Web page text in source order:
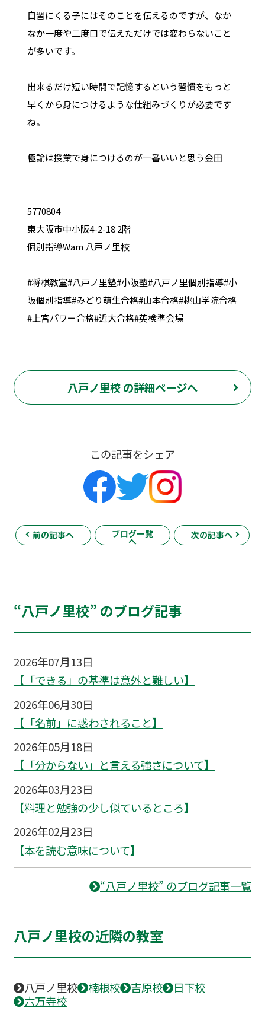
自習にくる子にはそのことを伝えるのですが、なか
なか一度や二度口で伝えただけでは変わらないこと
が多いです。
出来るだけ短い時間で記憶するという習慣をもっと
早くから身につけるような仕組みづくりが必要です
ね。
極論は授業で身につけるのが一番いいと思う金田
5770804
東大阪市中小阪4-2-18 2階
個別指導Wam 八戸ノ里校
#将棋教室#八戸ノ里塾#小阪塾#八戸ノ里個別指導#小
阪個別指導#みどり萌生合格#山本合格#桃山学院合格
#上宮パワー合格#近大合格#英検準会場
八戸ノ里校 の詳細ページへ
この記事をシェア
前の記事へ ブログ一覧
へ
次の記事へ
“八戸ノ里校” のブログ記事
2026年07月13日
【「できる」の基準は意外と難しい】
2026年06月30日
【「名前」に惑わされること】
2026年05月18日
【「分からない」と言える強さについて】
2026年03月23日
【料理と勉強の少し似ているところ】
2026年02月23日
【本を読む意味について】
“八戸ノ里校” のブログ記事一覧
八戸ノ里校の近隣の教室
八戸ノ里校 楠根校 吉原校
日下校
六万寺校